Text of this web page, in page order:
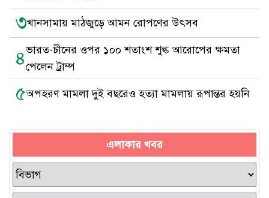
৩খানসামায় মাঠজুড়ে আমন রোপণের উৎসব
৪ভারত-চীনের ওপর ১০০ শতাংশ শুল্ক আরোপের ক্ষমতা
পেলেন ট্রাম্প
৫অপহরণ মামলা দুই বছরেও হত্যা মামলায় রূপান্তর হয়নি
এলাকার খবর